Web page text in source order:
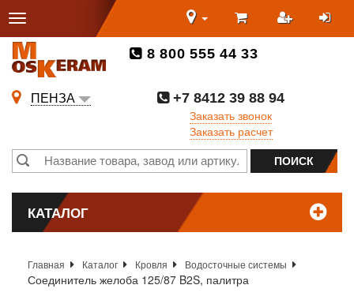
8 800 555 44 33
ПЕНЗА
+7 8412 39 88 94
Заказать звонок
Заказать расчет
КАТАЛОГ
Главная Каталог Кровля Водосточные системы
Соединитель желоба 125/87 B2S, палитра